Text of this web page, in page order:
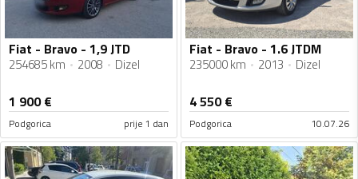
Fiat - Bravo - 1,9 JTD
254685 km 2008 Dizel
1 900€
Podgorica prije 1 dan
Fiat - Bravo - 1.6 JTDM
235000 km 2013 Dizel
4 550€
Podgorica 10.07.26